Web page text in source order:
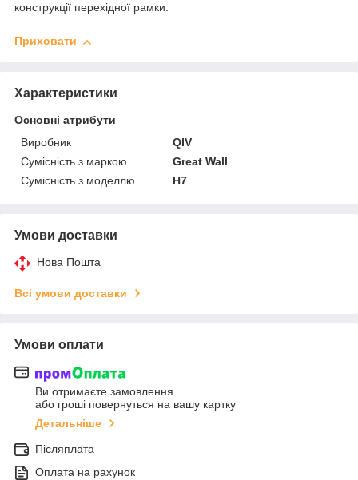
конструкції перехідної рамки.
Приховати
Характеристики
Основні атрибути
Виробник
QIV
Сумісність з маркою
Great Wall
Сумісність з моделлю
H7
Умови доставки
Нова Пошта
Всі умови доставки
Умови оплати
Ви отримаєте замовлення
або гроші повернуться на вашу картку
Детальніше
Післяплата
Оплата на рахунок